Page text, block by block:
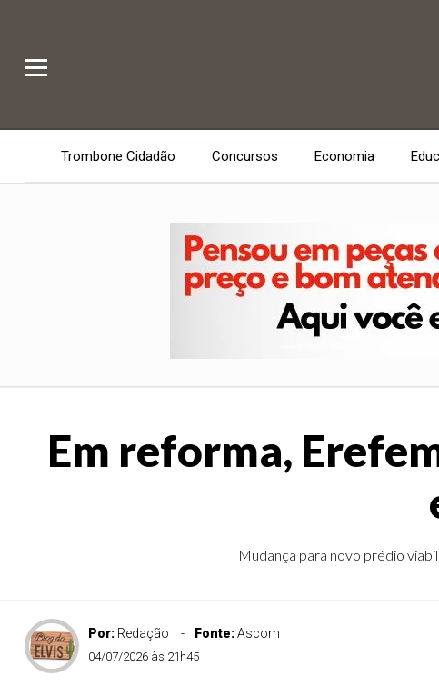
Trombone Cidadão Concursos Economia
Em reforma,
Mudança para novo prédio
Por: Redação Fonte:Ascom
04/07/2026 às 21h45